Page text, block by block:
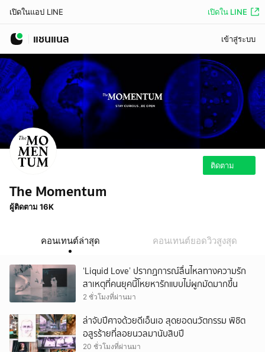
เปิดในแอป LINE เปิดใน LINE
แชนแนล เข้าสู่ระบบ
ติดตาม
The Momentum
ผู้ติดตาม 16K
คอนเทนต์ล่าสุด คอนเทนต์ยอดวิวสูงสุด
‘Liquid Love’ ปรากฏการณ์ลื่นไหลทางความรัก
สาเหตุที่คนยุคนี้โหยหารักแบบไม่ผูกมัดมากขึ้น
2 ชั่วโมงที่ผ่านมา
ล่าจับปีศาจด้วยดีเอ็นเอ สุดยอดนวัตกรรม พิชิต
อสูรร้ายที่ลอยนวลมานับสิบปี
20 ชั่วโมงที่ผ่านมา